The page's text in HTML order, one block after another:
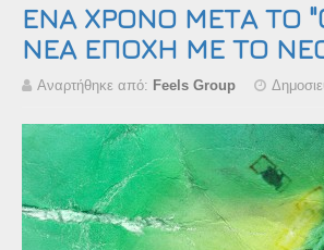
ΕΝΑ ΧΡΟΝΟ ΜΕΤΑ ΤΟ
ΝΕΑ ΕΠΟΧΗ ΜΕ ΤΟ
Αναρτήθηκε από: Feels Group